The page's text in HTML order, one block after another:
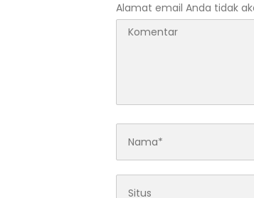
Alamat email Anda tidak